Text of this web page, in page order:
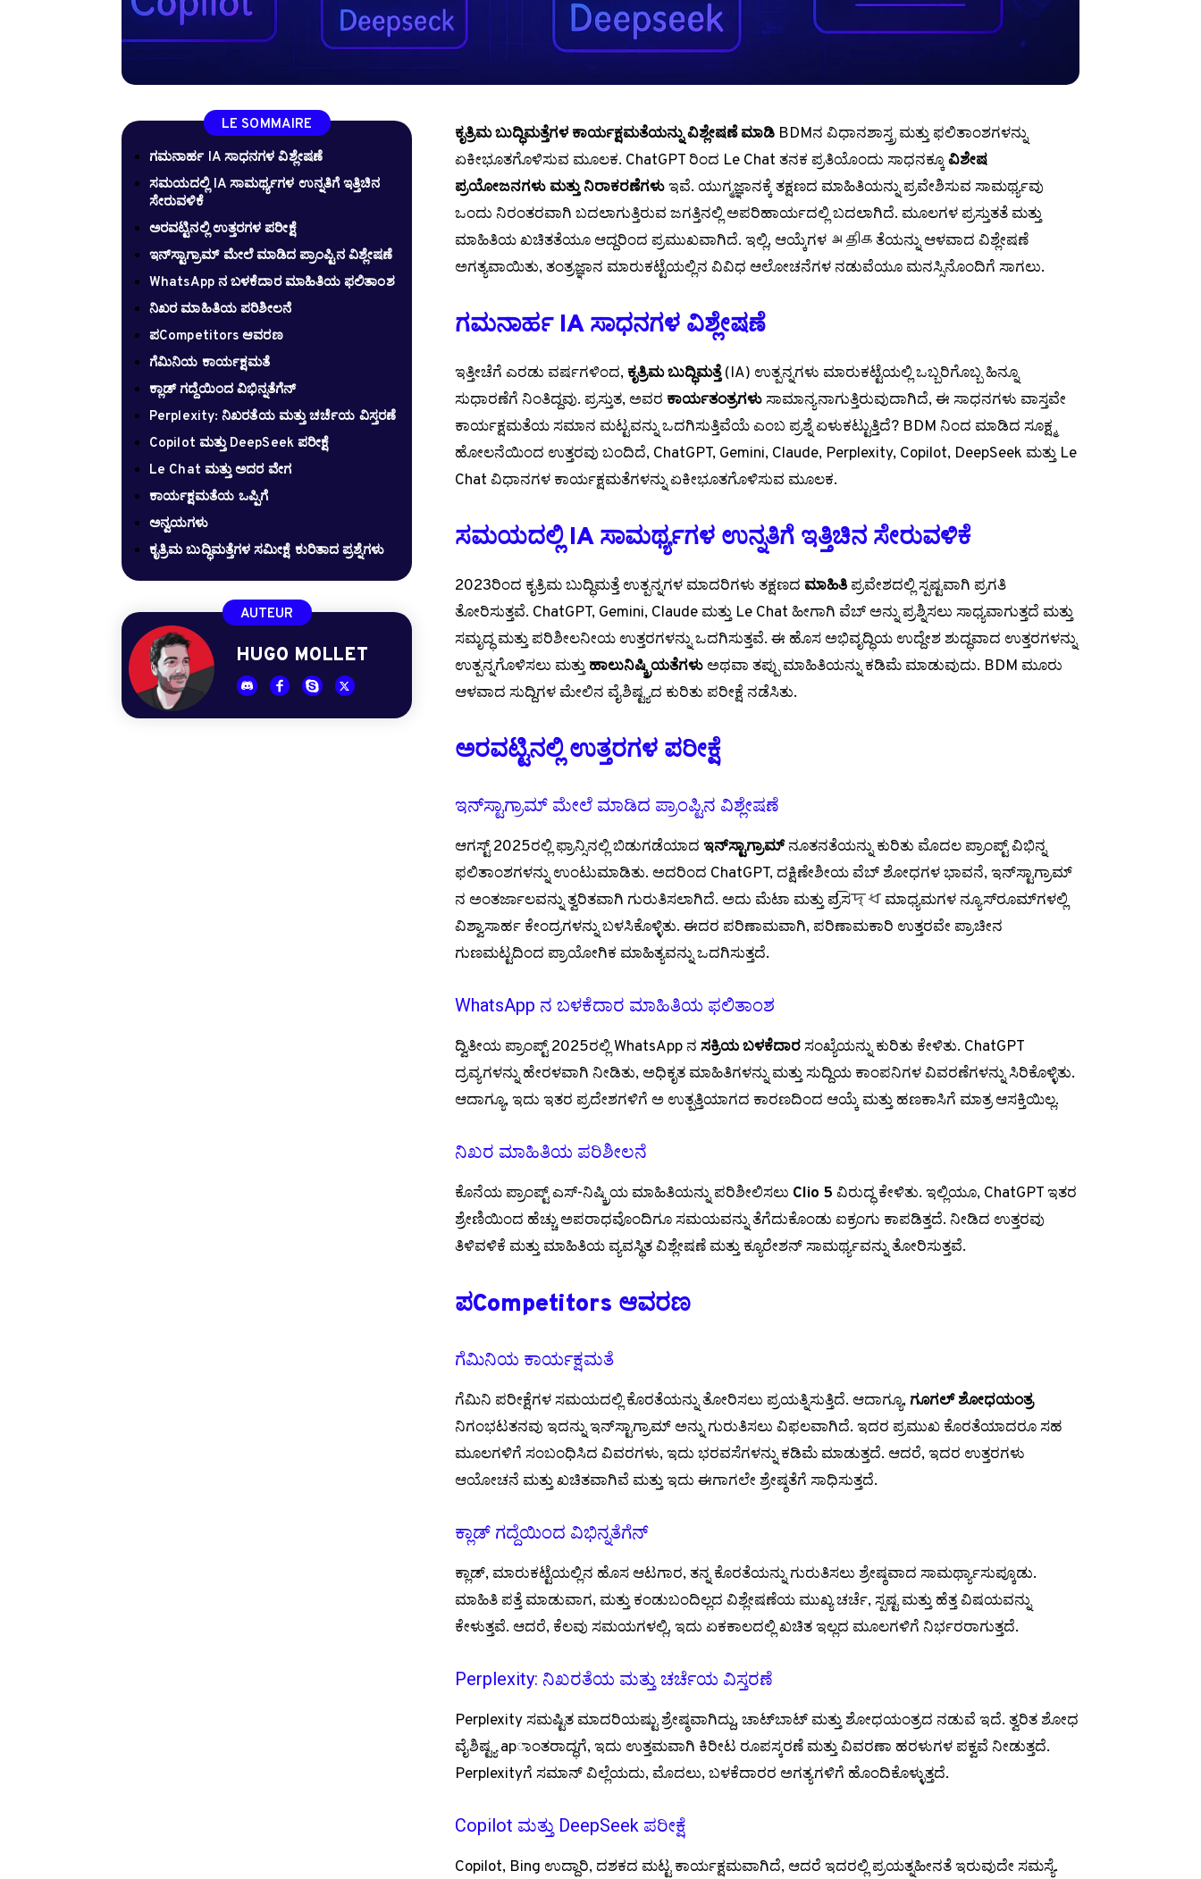
LE SOMMAIRE
ಗಮನಾರ್ಹ IA ಸಾಧನಗಳ ವಿಶ್ಲೇಷಣೆ
ಸಮಯದಲ್ಲಿ IA ಸಾಮರ್ಥ್ಯಗಳ ಉನ್ನತಿಗೆ ಇತ್ತಿಚಿನ
ಸೇರುವಳಿಕೆ
ಅರವಟ್ಟಿನಲ್ಲಿ ಉತ್ತರಗಳ ಪರೀಕ್ಷೆ
ಇನ್‌ಸ್ಟಾಗ್ರಾಮ್ ಮೇಲೆ ಮಾಡಿದ ಪ್ರಾಂಪ್ಟಿನ ವಿಶ್ಲೇಷಣೆ
WhatsApp ನ ಬಳಕೆದಾರ ಮಾಹಿತಿಯ ಫಲಿತಾಂಶ
ನಿಖರ ಮಾಹಿತಿಯ ಪರಿಶೀಲನೆ
ಪCompetitors ಆವರಣ
ಗೆಮಿನಿಯ ಕಾರ್ಯಕ್ಷಮತೆ
ಕ್ಲಾಡ್ ಗದ್ದೆಯಿಂದ ವಿಭಿನ್ನತೆಗೆನ್
Perplexity: ನಿಖರತೆಯ ಮತ್ತು ಚರ್ಚೆಯ ವಿಸ್ತರಣೆ
Copilot ಮತ್ತು DeepSeek ಪರೀಕ್ಷೆ
Le Chat ಮತ್ತು ಅದರ ವೇಗ
ಕಾರ್ಯಕ್ಷಮತೆಯ ಒಪ್ಪಿಗೆ
ಅನ್ವಯಗಳು
ಕೃತ್ರಿಮ ಬುದ್ಧಿಮತ್ತೆಗಳ ಸಮೀಕ್ಷೆ ಕುರಿತಾದ ಪ್ರಶ್ನೆಗಳು
AUTEUR
HUGO MOLLET
ಕೃತ್ರಿಮ ಬುದ್ಧಿಮತ್ತೆಗಳ ಕಾರ್ಯಕ್ಷಮತೆಯನ್ನು ವಿಶ್ಲೇಷಣೆ ಮಾಡಿ BDMನ ವಿಧಾನಶಾಸ್ತ್ರ ಮತ್ತು ಫಲಿತಾಂಶಗಳನ್ನು
ಏಕೀಭೂತಗೊಳಿಸುವ ಮೂಲಕ. ChatGPT ರಿಂದ Le Chat ತನಕ ಪ್ರತಿಯೊಂದು ಸಾಧನಕ್ಕೂವಿಶೇಷ
ಪ್ರಯೋಜನಗಳು ಮತ್ತು ನಿರಾಕರಣೆಗಳುಇವೆ. ಯುಗ್ಮಜ್ಞಾನಕ್ಕೆ ತಕ್ಷಣದ ಮಾಹಿತಿಯನ್ನು ಪ್ರವೇಶಿಸುವ ಸಾಮರ್ಥ್ಯವು
ಒಂದು ನಿರಂತರವಾಗಿ ಬದಲಾಗುತ್ತಿರುವ ಜಗತ್ತಿನಲ್ಲಿ ಅಪರಿಹಾರ್ಯದಲ್ಲಿ ಬದಲಾಗಿದೆ. ಮೂಲಗಳ ಪ್ರಸ್ತುತತೆ ಮತ್ತು
ಮಾಹಿತಿಯ ಖಚಿತತೆಯೂ ಆದ್ದರಿಂದ ಪ್ರಮುಖವಾಗಿದೆ. ಇಲ್ಲಿ, ಆಯ್ಕೆಗಳ அதிகತೆಯನ್ನು ಆಳವಾದ ವಿಶ್ಲೇಷಣೆ
ಅಗತ್ಯವಾಯಿತು, ತಂತ್ರಜ್ಞಾನ ಮಾರುಕಟ್ಟೆಯಲ್ಲಿನ ವಿವಿಧ ಆಲೋಚನೆಗಳ ನಡುವೆಯೂ ಮನಸ್ಸಿನೊಂದಿಗೆ ಸಾಗಲು.
ಗಮನಾರ್ಹ IA ಸಾಧನಗಳ ವಿಶ್ಲೇಷಣೆ
ಇತ್ತೀಚೆಗೆ ಎರಡು ವರ್ಷಗಳಿಂದ, ಕೃತ್ರಿಮ ಬುದ್ಧಿಮತ್ತೆ(IA) ಉತ್ಪನ್ನಗಳು ಮಾರುಕಟ್ಟೆಯಲ್ಲಿ ಒಬ್ಬರಿಗೊಬ್ಬ ಹಿನ್ನೂ
ಸುಧಾರಣೆಗೆ ನಿಂತಿದ್ದವು. ಪ್ರಸ್ತುತ, ಅವರ ಕಾರ್ಯತಂತ್ರಗಳು ಸಾಮಾನ್ಯನಾಗುತ್ತಿರುವುದಾಗಿದೆ, ಈ ಸಾಧನಗಳು ವಾಸ್ತವೇ
ಕಾರ್ಯಕ್ಷಮತೆಯ ಸಮಾನ ಮಟ್ಟವನ್ನು ಒದಗಿಸುತ್ತಿವೆಯೆ ಎಂಬ ಪ್ರಶ್ನೆ ಏಳುಕಟ್ಟುತ್ತಿದೆ? BDM ನಿಂದ ಮಾಡಿದ ಸೂಕ್ಷ್ಮ
ಹೋಲನೆಯಿಂದ ಉತ್ತರವು ಬಂದಿದೆ, ChatGPT, Gemini, Claude, Perplexity, Copilot, DeepSeek ಮತ್ತು Le
Chat ವಿಧಾನಗಳ ಕಾರ್ಯಕ್ಷಮತೆಗಳನ್ನು ಏಕೀಭೂತಗೊಳಿಸುವ ಮೂಲಕ.
ಸಮಯದಲ್ಲಿ IA ಸಾಮರ್ಥ್ಯಗಳ ಉನ್ನತಿಗೆ ಇತ್ತಿಚಿನ ಸೇರುವಳಿಕೆ
2023ರಿಂದ ಕೃತ್ರಿಮ ಬುದ್ಧಿಮತ್ತೆ ಉತ್ಪನ್ನಗಳ ಮಾದರಿಗಳು ತಕ್ಷಣದ ಮಾಹಿತಿ ಪ್ರವೇಶದಲ್ಲಿ ಸ್ಪಷ್ಟವಾಗಿ ಪ್ರಗತಿ
ತೋರಿಸುತ್ತವೆ. ChatGPT, Gemini, Claude ಮತ್ತು Le Chat ಹೀಗಾಗಿ ವೆಬ್ ಅನ್ನು ಪ್ರಶ್ನಿಸಲು ಸಾಧ್ಯವಾಗುತ್ತದೆ ಮತ್ತು
ಸಮೃದ್ಧ ಮತ್ತು ಪರಿಶೀಲನೀಯ ಉತ್ತರಗಳನ್ನು ಒದಗಿಸುತ್ತವೆ. ಈ ಹೊಸ ಅಭಿವೃದ್ಧಿಯ ಉದ್ದೇಶ ಶುದ್ಧವಾದ ಉತ್ತರಗಳನ್ನು
ಉತ್ಪನ್ನಗೊಳಿಸಲು ಮತ್ತು ಹಾಲುನಿಷ್ಕ್ರಿಯತೆಗಳು ಅಥವಾ ತಪ್ಪು ಮಾಹಿತಿಯನ್ನು ಕಡಿಮೆ ಮಾಡುವುದು. BDM ಮೂರು
ಆಳವಾದ ಸುದ್ದಿಗಳ ಮೇಲಿನ ವೈಶಿಷ್ಟ್ಯದ ಕುರಿತು ಪರೀಕ್ಷೆ ನಡೆಸಿತು.
ಅರವಟ್ಟಿನಲ್ಲಿ ಉತ್ತರಗಳ ಪರೀಕ್ಷೆ
ಇನ್‌ಸ್ಟಾಗ್ರಾಮ್ ಮೇಲೆ ಮಾಡಿದ ಪ್ರಾಂಪ್ಟಿನ ವಿಶ್ಲೇಷಣೆ
ಆಗಸ್ಟ್ 2025ರಲ್ಲಿ ಫ್ರಾನ್ಸಿನಲ್ಲಿ ಬಿಡುಗಡೆಯಾದಇನ್‌ಸ್ಟಾಗ್ರಾಮ್ನೂತನತೆಯನ್ನು ಕುರಿತು ಮೊದಲ ಪ್ರಾಂಪ್ಟ್ ವಿಭಿನ್ನ
ಫಲಿತಾಂಶಗಳನ್ನು ಉಂಟುಮಾಡಿತು. ಅದರಿಂದ ChatGPT, ದಕ್ಷಿಣೇಶೀಯ ವೆಬ್ ಶೋಧಗಳ ಭಾವನೆ, ಇನ್‌ಸ್ಟಾಗ್ರಾಮ್
ನ ಅಂತರ್ಜಾಲವನ್ನು ತ್ವರಿತವಾಗಿ ಗುರುತಿಸಲಾಗಿದೆ. ಅದು ಮೆಟಾ ಮತ್ತು ಪ್ರಸিদ্ধ ಮಾಧ್ಯಮಗಳ ನ್ಯೂಸ್‌ರೂಮ್‌ಗಳಲ್ಲಿ
ವಿಶ್ವಾಸಾರ್ಹ ಕೇಂದ್ರಗಳನ್ನು ಬಳಸಿಕೊಳ್ಳಿತು. ಈದರ ಪರಿಣಾಮವಾಗಿ, ಪರಿಣಾಮಕಾರಿ ಉತ್ತರವೇ ಪ್ರಾಚೀನ
ಗುಣಮಟ್ಟದಿಂದ ಪ್ರಾಯೋಗಿಕ ಮಾಹಿತ್ಯವನ್ನು ಒದಗಿಸುತ್ತದೆ.
WhatsApp ನ ಬಳಕೆದಾರ ಮಾಹಿತಿಯ ಫಲಿತಾಂಶ
ದ್ವಿತೀಯ ಪ್ರಾಂಪ್ಟ್ 2025ರಲ್ಲಿ WhatsApp ನಸಕ್ರಿಯ ಬಳಕೆದಾರ ಸಂಖ್ಯೆಯನ್ನು ಕುರಿತು ಕೇಳಿತು. ChatGPT
ದ್ರವ್ಯಗಳನ್ನು ಹೇರಳವಾಗಿ ನೀಡಿತು, ಅಧಿಕೃತ ಮಾಹಿತಿಗಳನ್ನು ಮತ್ತು ಸುದ್ದಿಯ ಕಾಂಪನಿಗಳ ವಿವರಣೆಗಳನ್ನು ಸಿರಿಕೊಳ್ಳಿತು.
ಆದಾಗ್ಯೂ, ಇದು ಇತರ ಪ್ರದೇಶಗಳಿಗೆ ಅ ಉತ್ಪತ್ತಿಯಾಗದ ಕಾರಣದಿಂದ ಆಯ್ಕೆ ಮತ್ತು ಹಣಕಾಸಿಗೆ ಮಾತ್ರ ಆಸಕ್ತಿಯಿಲ್ಲ.
ನಿಖರ ಮಾಹಿತಿಯ ಪರಿಶೀಲನೆ
ಕೊನೆಯ ಪ್ರಾಂಪ್ಟ್ ಎಸ್-ನಿಷ್ಕ್ರಿಯ ಮಾಹಿತಿಯನ್ನು ಪರಿಶೀಲಿಸಲು Clio 5 ವಿರುದ್ಧ ಕೇಳಿತು. ಇಲ್ಲಿಯೂ, ChatGPT ಇತರ
ಶ್ರೇಣಿಯಿಂದ ಹೆಚ್ಚು ಅಪರಾಧವೊಂದಿಗೂ ಸಮಯವನ್ನು ತೆಗೆದುಕೊಂಡು ಐಕ್ರಂಗು ಕಾಪಡಿತ್ತದೆ. ನೀಡಿದ ಉತ್ತರವು
ತಿಳಿವಳಿಕೆ ಮತ್ತು ಮಾಹಿತಿಯ ವ್ಯವಸ್ಥಿತ ವಿಶ್ಲೇಷಣೆ ಮತ್ತು ಕ್ಯೂರೇಶನ್ ಸಾಮರ್ಥ್ಯವನ್ನು ತೋರಿಸುತ್ತವೆ.
ಪCompetitors ಆವರಣ
ಗೆಮಿನಿಯ ಕಾರ್ಯಕ್ಷಮತೆ
ಗೆಮಿನಿ ಪರೀಕ್ಷೆಗಳ ಸಮಯದಲ್ಲಿ ಕೊರತೆಯನ್ನು ತೋರಿಸಲು ಪ್ರಯತ್ನಿಸುತ್ತಿದೆ. ಆದಾಗ್ಯೂ, ಗೂಗಲ್ ಶೋಧಯಂತ್ರ
ನಿಗಂಭಟತನವು ಇದನ್ನು ಇನ್‌ಸ್ಟಾಗ್ರಾಮ್‌ ಅನ್ನು ಗುರುತಿಸಲು ವಿಫಲವಾಗಿದೆ. ಇದರ ಪ್ರಮುಖ ಕೊರತೆಯಾದರೂ ಸಹ
ಮೂಲಗಳಿಗೆ ಸಂಬಂಧಿಸಿದ ವಿವರಗಳು, ಇದು ಭರವಸೆಗಳನ್ನು ಕಡಿಮೆ ಮಾಡುತ್ತದೆ. ಆದರೆ, ಇದರ ಉತ್ತರಗಳು
ಆಯೋಚನೆ ಮತ್ತು ಖಚಿತವಾಗಿವೆ ಮತ್ತು ಇದು ಈಗಾಗಲೇ ಶ್ರೇಷ್ಠತೆಗೆ ಸಾಧಿಸುತ್ತದೆ.
ಕ್ಲಾಡ್ ಗದ್ದೆಯಿಂದ ವಿಭಿನ್ನತೆಗೆನ್
ಕ್ಲಾಡ್, ಮಾರುಕಟ್ಟೆಯಲ್ಲಿನ ಹೊಸ ಆಟಗಾರ, ತನ್ನ ಕೊರತೆಯನ್ನು ಗುರುತಿಸಲು ಶ್ರೇಷ್ಠವಾದ ಸಾಮರ್ಥ್ಯಾಸುಪ್ಕೂಡು.
ಮಾಹಿತಿ ಪತ್ತೆ ಮಾಡುವಾಗ, ಮತ್ತು ಕಂಡುಬಂದಿಲ್ಲದ ವಿಶ್ಲೇಷಣೆಯ ಮುಖ್ಯ ಚರ್ಚೆ, ಸ್ಪಷ್ಟ ಮತ್ತು ಹೆತ್ತ ವಿಷಯವನ್ನು
ಕೇಳುತ್ತವೆ. ಆದರೆ, ಕೆಲವು ಸಮಯಗಳಲ್ಲಿ, ಇದು ಏಕಕಾಲದಲ್ಲಿ ಖಚಿತ ಇಲ್ಲದ ಮೂಲಗಳಿಗೆ ನಿರ್ಭರರಾಗುತ್ತದೆ.
Perplexity: ನಿಖರತೆಯ ಮತ್ತು ಚರ್ಚೆಯ ವಿಸ್ತರಣೆ
Perplexity ಸಮಷ್ಟಿತ ಮಾದರಿಯಷ್ಟು ಶ್ರೇಷ್ಠವಾಗಿದ್ದು, ಚಾಟ್‌ಬಾಟ್ ಮತ್ತು ಶೋಧಯಂತ್ರದ ನಡುವೆ ಇದೆ. ತ್ವರಿತ ಶೋಧ
ವೈಶಿಷ್ಟ್ಯ арқಾಂತರಾದ್ಧಗೆ, ಇದು ಉತ್ತಮವಾಗಿ ಕಿರೀಟ ರೂಪಸ್ಕರಣೆ ಮತ್ತು ವಿವರಣಾ ಹರಳುಗಳ ಪಕ್ವವೆ ನೀಡುತ್ತದೆ.
Perplexityಗೆ ಸಮಾನ್ ವಿಲ್ಲೆಯದು, ಮೊದಲು, ಬಳಕೆದಾರರ ಅಗತ್ಯಗಳಿಗೆ ಹೊಂದಿಕೊಳ್ಳುತ್ತದೆ.
Copilot ಮತ್ತು DeepSeek ಪರೀಕ್ಷೆ
Copilot, Bing ಉದ್ದಾರಿ, ದಶಕದ ಮಟ್ಟ ಕಾರ್ಯಕ್ಷಮವಾಗಿದೆ, ಆದರೆ ಇದರಲ್ಲಿ ಪ್ರಯತ್ನಹೀನತೆ ಇರುವುದೇ ಸಮಸ್ಯೆ.